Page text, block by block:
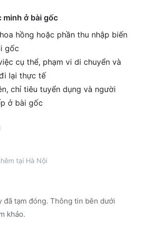
minh ở bài gốc
hồng hoặc phần thu nhập biến
gốc
cụ thể, phạm vi di chuyển và
lại thực tế
chỉ tiêu tuyển dụng và người
ở bài gốc
tại Hà Nội
đã tạm đóng. Thông tin bên dưới
khảo.